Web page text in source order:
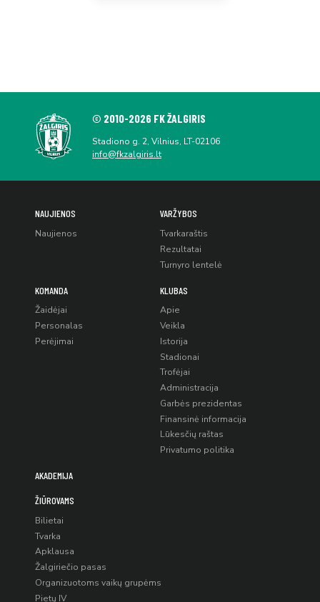
© 2010-2026 FK ŽALGIRIS
Stadiono g. 2, Vilnius, LT-02106
info@fkzalgiris.lt
NAUJIENOS
Naujienos
VARŽYBOS
Tvarkaraštis
Rezultatai
Turnyro lentelė
KOMANDA
Žaidėjai
Personalas
Perėjimai
KLUBAS
Apie
Veikla
Istorija
Stadionai
Trofėjai
Administracija
Garbės prezidentas
Finansinė informacija
Lūkesčių raštas
Privatumo politika
AKADEMIJA
ŽIŪROVAMS
Bilietai
Tvarka
Apklausa
Žalgiriečio pasas
Organizuotoms vaikų grupėms
Pietų IV